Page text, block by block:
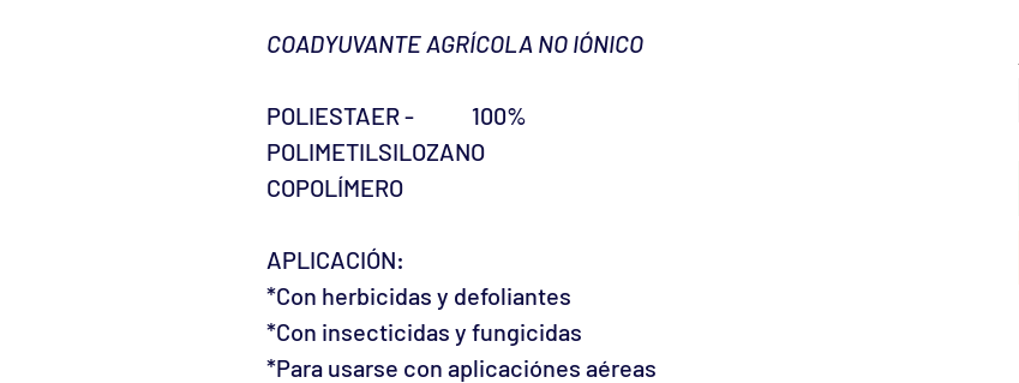
COADYUVANTE AGRÍCOLA NO IÓNICO
POLIESTAER - 100%
POLIMETILSILOZANO
COPOLÍMERO
APLICACIÓN:
*Con herbicidas y defoliantes
*Con insecticidas y fungicidas
*Para usarse con aplicaciónes aéreas